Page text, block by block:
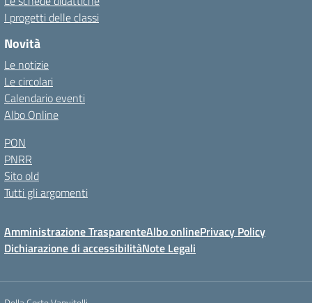
I progetti delle classi
Novità
Le notizie
Le circolari
Calendario eventi
Albo Online
PON
PNRR
Sito old
Tutti gli argomenti
Amministrazione TrasparenteAlbo onlinePrivacy Policy
Dichiarazione di accessibilitàNote Legali